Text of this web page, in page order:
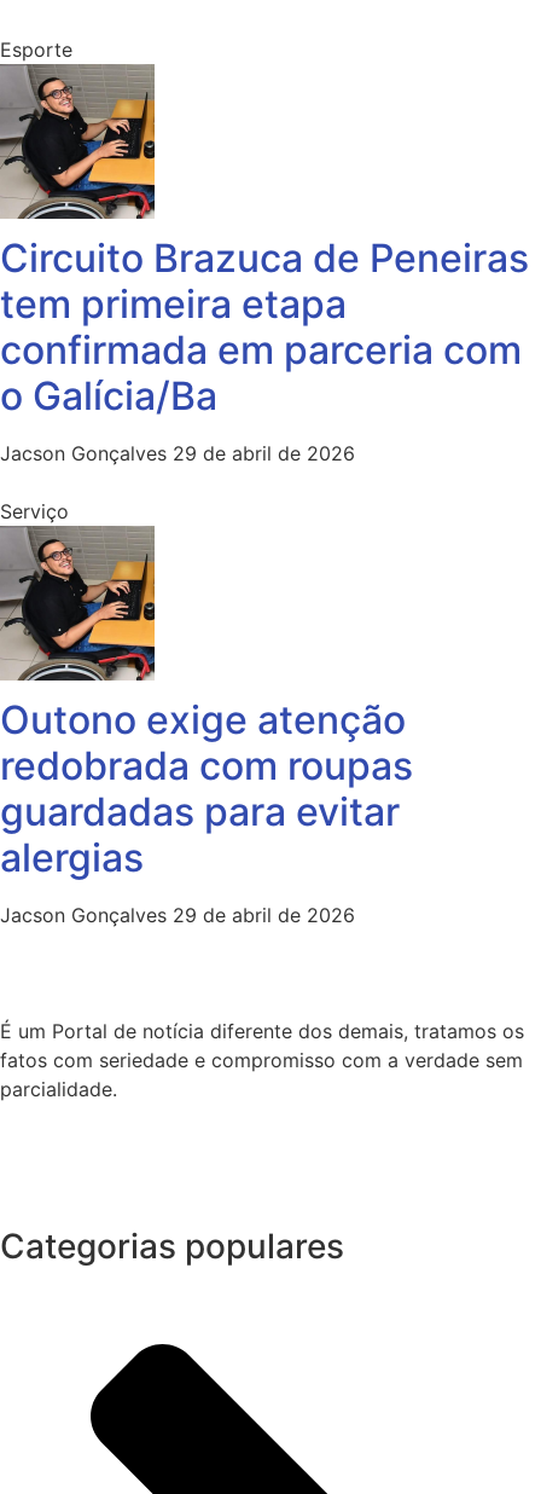
Esporte
Circuito Brazuca de Peneiras
tem primeira etapa
confirmada em parceria com
o Galícia/Ba
Jacson Gonçalves 29 de abril de 2026
Serviço
Outono exige atenção
redobrada com roupas
guardadas para evitar
alergias
Jacson Gonçalves 29 de abril de 2026
É um Portal de notícia diferente dos demais, tratamos os
fatos com seriedade e compromisso com a verdade sem
parcialidade.
Categorias populares